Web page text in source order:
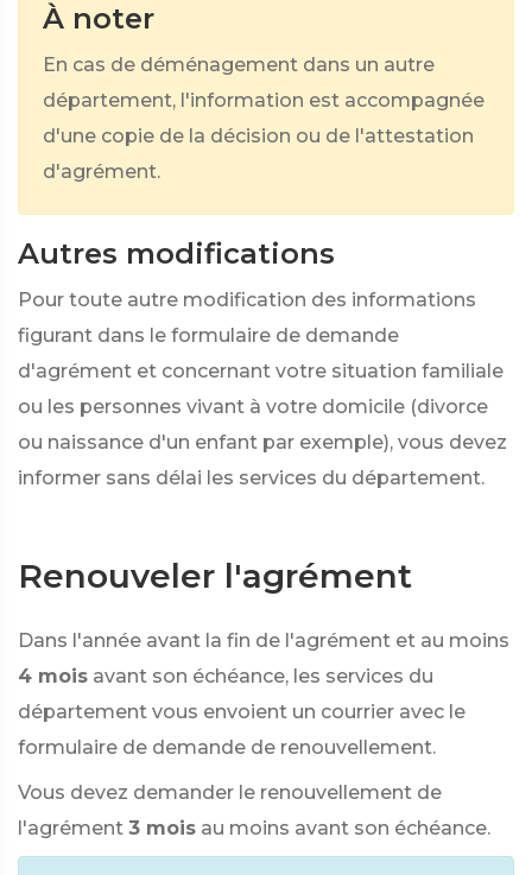
À noter
En cas de déménagement dans un autre
département, l'information est accompagnée
d'une copie de la décision ou de l'attestation
d'agrément.
Autres modifications
Pour toute autre modification des informations
figurant dans le formulaire de demande
d'agrément et concernant votre situation familiale
ou les personnes vivant à votre domicile (divorce
ou naissance d'un enfant par exemple), vous devez
informer sans délai les services du département.
Renouveler l'agrément
Dans l'année avant la fin de l'agrément et au moins
4 mois avant son échéance, les services du
département vous envoient un courrier avec le
formulaire de demande de renouvellement.
Vous devez demander le renouvellement de
l'agrément 3 mois au moins avant son échéance.